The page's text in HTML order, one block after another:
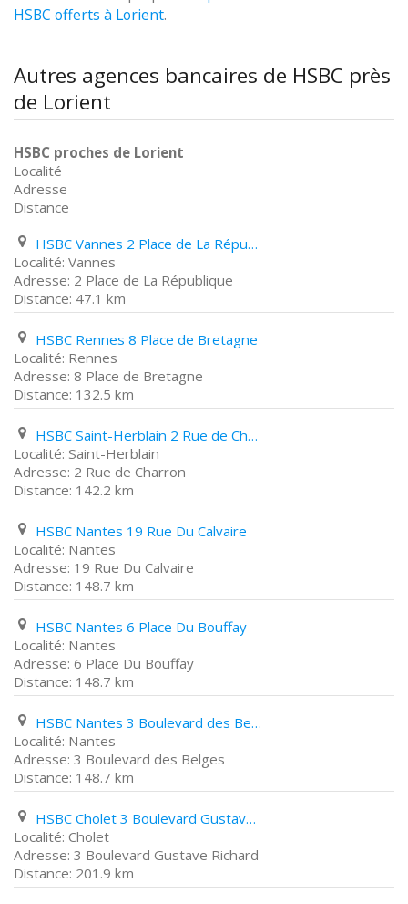
HSBC offerts à Lorient.
Autres agences bancaires de HSBC près
de Lorient
HSBC proches de Lorient
Localité
Adresse
Distance
HSBC Vannes 2 Place de La République
Vannes
2 Place de La République
47.1 km
HSBC Rennes 8 Place de Bretagne
Rennes
8 Place de Bretagne
132.5 km
HSBC Saint-Herblain 2 Rue de Charron
Saint-Herblain
2 Rue de Charron
142.2 km
HSBC Nantes 19 Rue Du Calvaire
Nantes
19 Rue Du Calvaire
148.7 km
HSBC Nantes 6 Place Du Bouffay
Nantes
6 Place Du Bouffay
148.7 km
HSBC Nantes 3 Boulevard des Belges
Nantes
3 Boulevard des Belges
148.7 km
HSBC Cholet 3 Boulevard Gustave Richard
Cholet
3 Boulevard Gustave Richard
201.9 km